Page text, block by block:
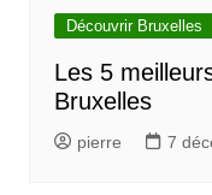
Découvrir Bruxelles
Les 5
Bruxelles
pierre 7